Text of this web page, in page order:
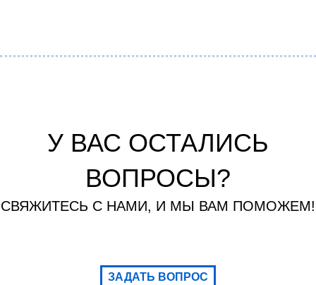
У ВАС ОСТАЛИСЬ
ВОПРОСЫ?
СВЯЖИТЕСЬ С НАМИ, И МЫ ВАМ ПОМОЖЕМ!
ЗАДАТЬ ВОПРОС